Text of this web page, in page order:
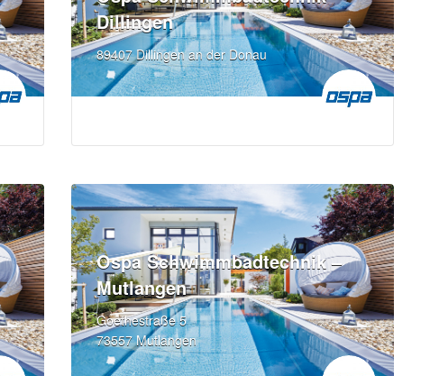
Dillingen
89407 Dillingen an der Donau
Ospa Schwimmbadtechnik –
Mutlangen
Goethestraße 5
73557 Mutlangen